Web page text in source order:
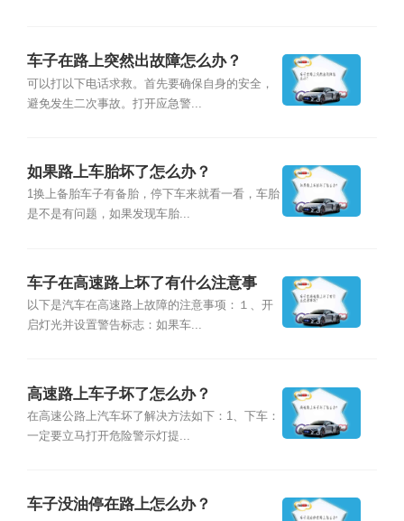
车子在路上突然出故障怎么办？
可以打以下电话求救。首先要确保自身的安全，
避免发生二次事故。打开应急警...
如果路上车胎坏了怎么办？
1换上备胎车子有备胎，停下车来就看一看，车胎
是不是有问题，如果发现车胎...
车子在高速路上坏了有什么注意事
项？
以下是汽车在高速路上故障的注意事项：１、开
启灯光并设置警告标志：如果车...
高速路上车子坏了怎么办？
在高速公路上汽车坏了解决方法如下：1、下车：
一定要立马打开危险警示灯提...
车子没油停在路上怎么办？